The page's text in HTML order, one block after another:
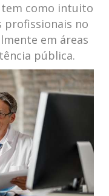
tem como intuito
profissionais no
em áreas
pública.